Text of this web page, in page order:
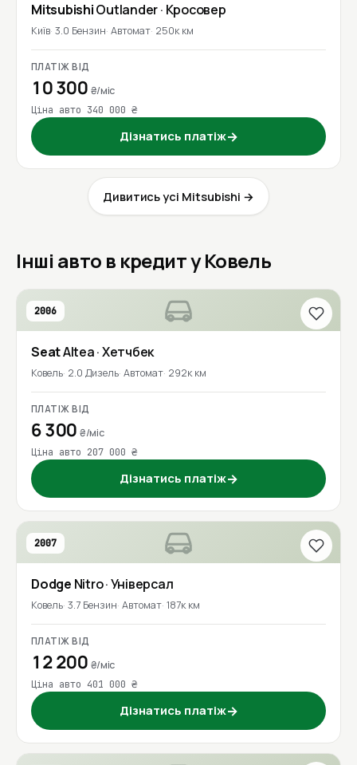
MitsubishiOutlander· Кросовер
Київ 3.0 Бензин Автомат 250к км
ПЛАТІЖ ВІД
10 300 ₴/міс
Ціна авто 340 000 ₴
Дізнатись платіж→
Дивитись усі Mitsubishi →
Інші авто в кредит у Ковель
2006
SeatAltea· Хетчбек
Ковель 2.0 Дизель Автомат 292к км
ПЛАТІЖ ВІД
6 300₴/міс
Ціна авто 207 000 ₴
Дізнатись платіж→
2007
Dodge Nitro· Універсал
Ковель 3.7 Бензин Автомат 187к км
ПЛАТІЖ ВІД
12 200 ₴/міс
Ціна авто 401 000 ₴
Дізнатись платіж→